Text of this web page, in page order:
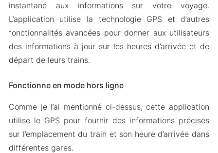
instantané aux informations sur votre voyage.
L’application utilise la technologie GPS et d’autres
fonctionnalités avancées pour donner aux utilisateurs
des informations à jour sur les heures d’arrivée et de
départ de leurs trains.
Fonctionne en mode hors ligne
Comme je l’ai mentionné ci-dessus, cette application
utilise le GPS pour fournir des informations précises
sur l’emplacement du train et son heure d’arrivée dans
différentes gares.